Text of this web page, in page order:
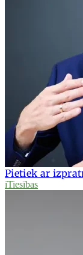
Pietiek ar
iTiesības